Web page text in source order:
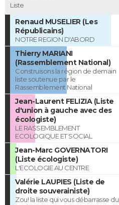
Liste
Renaud MUSELIER (Les
Républicains)
NOTRE REGION D'ABORD
Thierry MARIANI
(Rassemblement National)
Construisons la région de demain
liste soutenue par le
Rassemblement National
Jean-Laurent FELIZIA (Liste
d'union à gauche avec des
écologiste)
LE RASSEMBLEMENT
ECOLOGIQUE ET SOCIAL
Jean-Marc GOVERNATORI
(Liste écologiste)
L'ECOLOGIE AU CENTRE
Valérie LAUPIES (Liste de
droite souverainiste)
Zou! la liste qui vous débarrasse du